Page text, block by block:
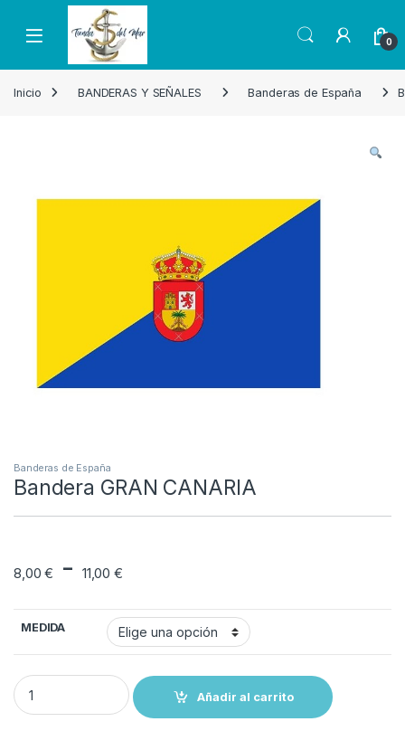
Skip to navigation
Skip to content
Open 0
Inicio BANDERAS Y SEÑALES Banderas de España
Banderas de España
Bandera GRAN CANARIA
8,00€ - 11,00€Rango de precios:
MEDIDA
Bandera GRAN CANARIA quantity
Añadir al carrito